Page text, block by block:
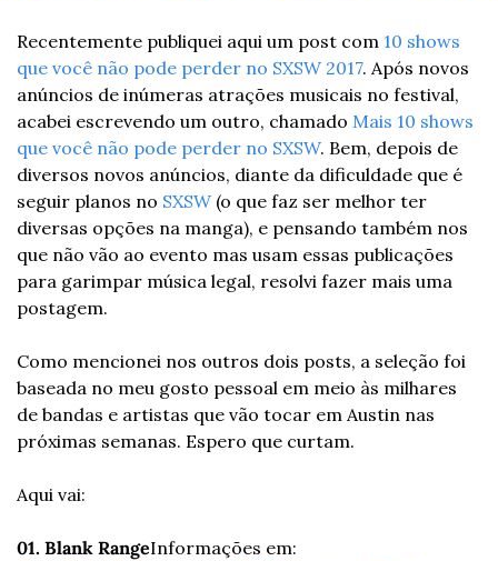
Recentemente publiquei aqui um post com 10 shows
que você não pode perder no SXSW 2017. Após novos
anúncios de inúmeras atrações musicais no festival,
acabei escrevendo um outro, chamado Mais 10 shows
que você não pode perder no SXSW. Bem, depois de
diversos novos anúncios, diante da dificuldade que é
seguir planos no SXSW (o que faz ser melhor ter
diversas opções na manga), e pensando também nos
que não vão ao evento mas usam essas publicações
para garimpar música legal, resolvi fazer mais uma
postagem.
Como mencionei nos outros dois posts, a seleção foi
baseada no meu gosto pessoal em meio às milhares
de bandas e artistas que vão tocar em Austin nas
próximas semanas. Espero que curtam.
Aqui vai:
01. Blank Range